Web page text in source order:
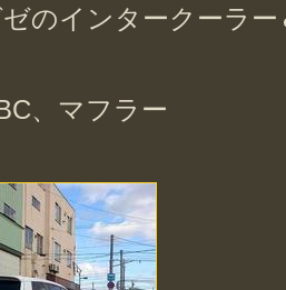
のインタークーラ
、マフラー